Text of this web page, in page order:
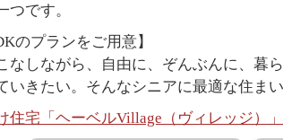
です。
のプランをご用意】
なしながら、自由に、ぞんぶんに、暮
いきたい。そんなシニアに最適な住ま
住宅「ヘーベルVillage（ヴィレッジ）